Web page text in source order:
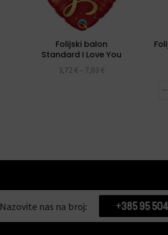
Folijski balon
Standard I Love You
Gold Script folijski
balon 18″
3,72 € – 7,03 €
Nazovite nas na broj: +385 95